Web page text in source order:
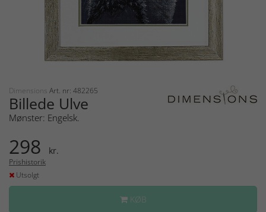
Dimensions Art. nr: 482265
Billede Ulve
Mønster: Engelsk.
298 kr.
Prishistorik
Utsolgt
KØB